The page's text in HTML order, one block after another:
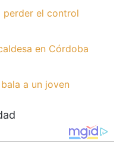
perder el control
en Córdoba
a un joven